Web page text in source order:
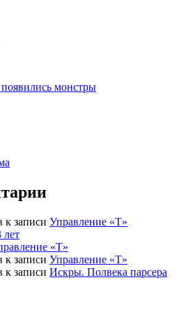
монстры
к записи Управление «Т»
лет
«Т»
к записи Управление «Т»
к записи Искры. Полвека парсера